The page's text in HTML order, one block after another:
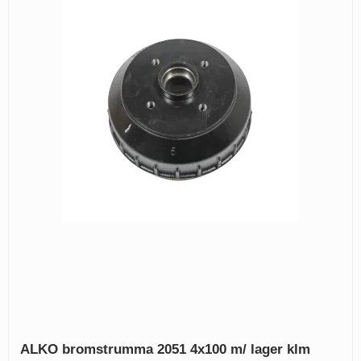
ALKO bromstrumma 2051 4x100 m/ lager klm